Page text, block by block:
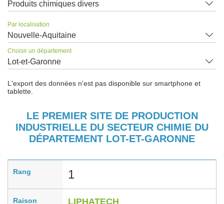
Produits chimiques divers
Par localisation
Nouvelle-Aquitaine
Choisir un département
Lot-et-Garonne
L'export des données n'est pas disponible sur smartphone et
tablette.
LE PREMIER SITE DE PRODUCTION
INDUSTRIELLE DU SECTEUR CHIMIE DU
DÉPARTEMENT LOT-ET-GARONNE
Rang 1
Raison
LIPHATECH